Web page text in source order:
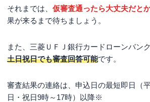
それまでは、 仮審査通ったら大丈夫だと
果が来るまで待ちましょう。
また、三菱ＵＦＪ銀行カードローンバン
土日祝日でも審査回答可能です。
審査結果の連絡は、申込日の最短即日
（
日・祝日9時～17時）以降※